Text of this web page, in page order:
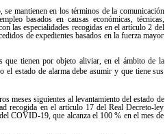
mantienen en los términos de la comunicación
basados en causas económicas, técnicas,
las especialidades recogidas en el artículo 2 del
de expedientes basados en la fuerza mayor
que tienen por objeto aliviar, en el ámbito de la
estado de alarma debe asumir y que tiene sus
meses siguientes al levantamiento del estado de
recogida en el artículo 17 del Real Decreto-ley
COVID-19, que alcanza el 100 % en el mes de